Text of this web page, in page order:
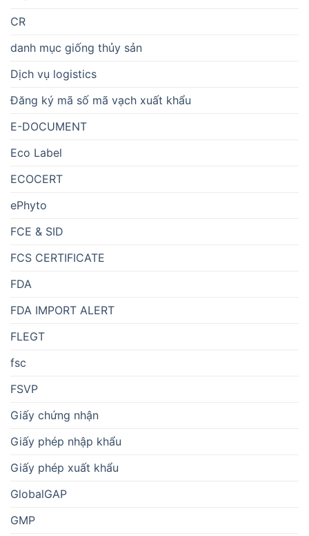
CR
danh mục giống thủy sản
Dịch vụ logistics
Đăng ký mã số mã vạch xuất khẩu
E-DOCUMENT
Eco Label
ECOCERT
ePhyto
FCE & SID
FCS CERTIFICATE
FDA
FDA IMPORT ALERT
FLEGT
fsc
FSVP
Giấy chứng nhận
Giấy phép nhập khẩu
Giấy phép xuất khẩu
GlobalGAP
GMP